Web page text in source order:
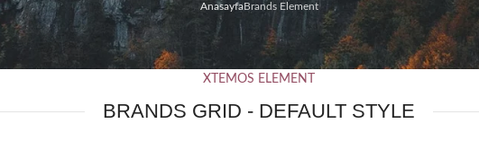
AnasayfaBrands Element
XTEMOS ELEMENT
BRANDS GRID - DEFAULT STYLE